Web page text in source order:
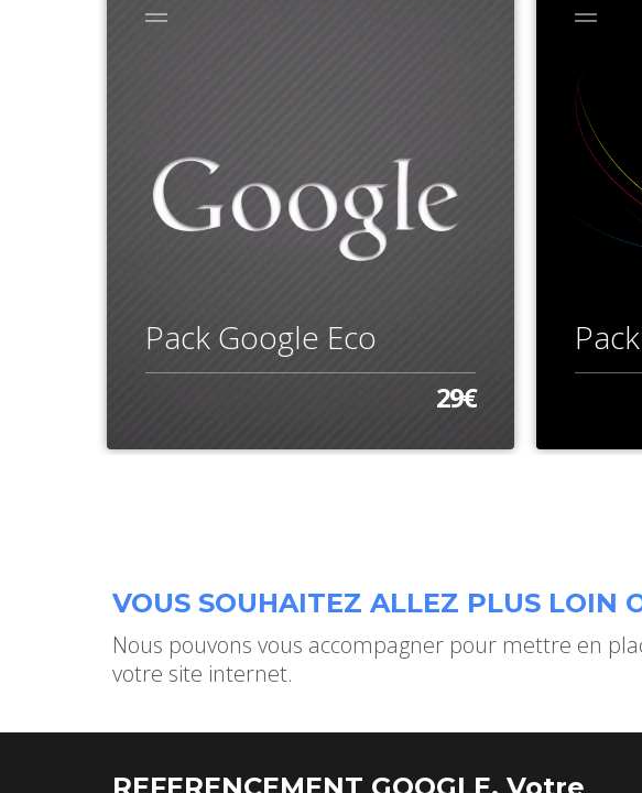
Pack Google Eco
29€
VOUS SOUHAITEZ ALLEZ PLUS LOIN
Nous pouvons vous accompagner pour mettre en
votre site internet.
REFERENCEMENT GOOGLE, Votre